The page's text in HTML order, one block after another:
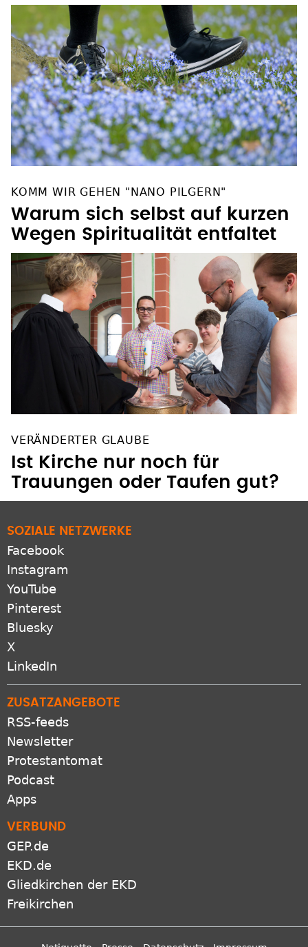
KOMM WIR GEHEN "NANO PILGERN"
Warum sich selbst auf kurzen
Wegen Spiritualität entfaltet
VERÄNDERTER GLAUBE
Ist Kirche nur noch für
Trauungen oder Taufen gut?
SOZIALE NETZWERKE
Facebook
Instagram
YouTube
Pinterest
Bluesky
X
LinkedIn
ZUSATZANGEBOTE
RSS-feeds
Newsletter
Protestantomat
Podcast
Apps
VERBUND
GEP.de
EKD.de
Gliedkirchen der EKD
Freikirchen